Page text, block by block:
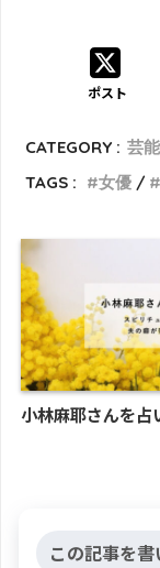
ポスト
CATEGORY : 芸
TAGS :
女優
小林麻耶さんを占
この記事を